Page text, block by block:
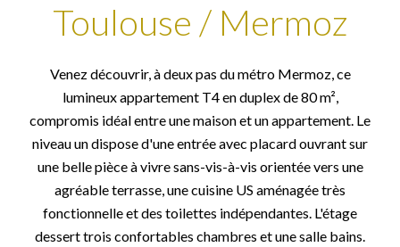
Toulouse / Mermoz
Venez découvrir, à deux pas du métro Mermoz, ce
lumineux appartement T4 en duplex de 80 m²,
compromis idéal entre une maison et un appartement. Le
niveau un dispose d'une entrée avec placard ouvrant sur
une belle pièce à vivre sans-vis-à-vis orientée vers une
agréable terrasse, une cuisine US aménagée très
fonctionnelle et des toilettes indépendantes. L'étage
dessert trois confortables chambres et une salle bains.